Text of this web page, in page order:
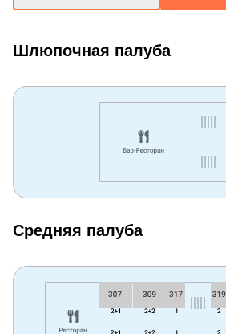
Шлюпочная палуба
Средняя палуба